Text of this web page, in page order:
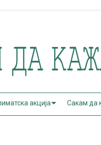
акција Сакам да